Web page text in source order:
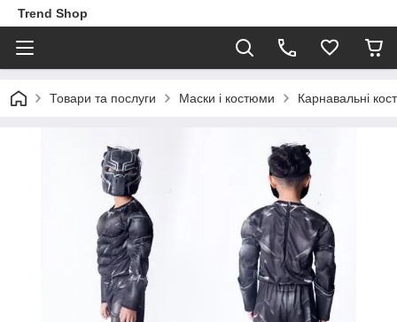
Trend Shop
Товари та послуги Маски і костюми Карнавальні